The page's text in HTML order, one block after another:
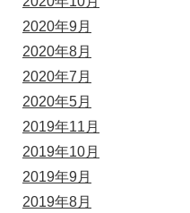
2020年9月
2020年8月
2020年7月
2020年5月
2019年11月
2019年10月
2019年9月
2019年8月